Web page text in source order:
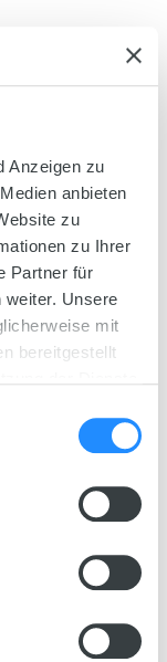
Anzeigen zu
anbieten
zu
zu Ihrer
Partner für
weiter. Unsere
mit
bereitgestellt